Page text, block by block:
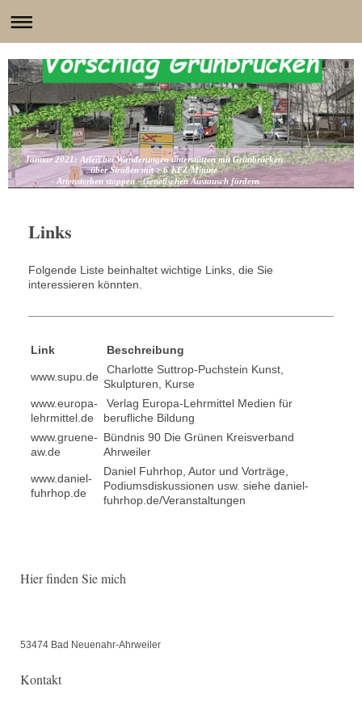
Januar 2021: Arten bei Wanderungen unterstützen mit Grünbrücken
über Straßen mit > 6 KFZ/Minute
- Artensterben stoppen - Genetischen Austausch fördern
Links
Folgende Liste beinhaltet wichtige Links, die Sie
interessieren könnten.
Link Beschreibung
www.supu.de
Charlotte Suttrop-Puchstein Kunst,
Skulpturen, Kurse
www.europa-
lehrmittel.de
Verlag Europa-Lehrmittel Medien für
berufliche Bildung
www.gruene-
aw.de
Bündnis 90 Die Grünen Kreisverband
Ahrweiler
www.daniel-
fuhrhop.de
Daniel Fuhrhop, Autor und Vorträge,
Podiumsdiskussionen usw. siehe daniel-
fuhrhop.de/Veranstaltungen
Hier finden Sie mich
53474 Bad Neuenahr-Ahrweiler
Kontakt